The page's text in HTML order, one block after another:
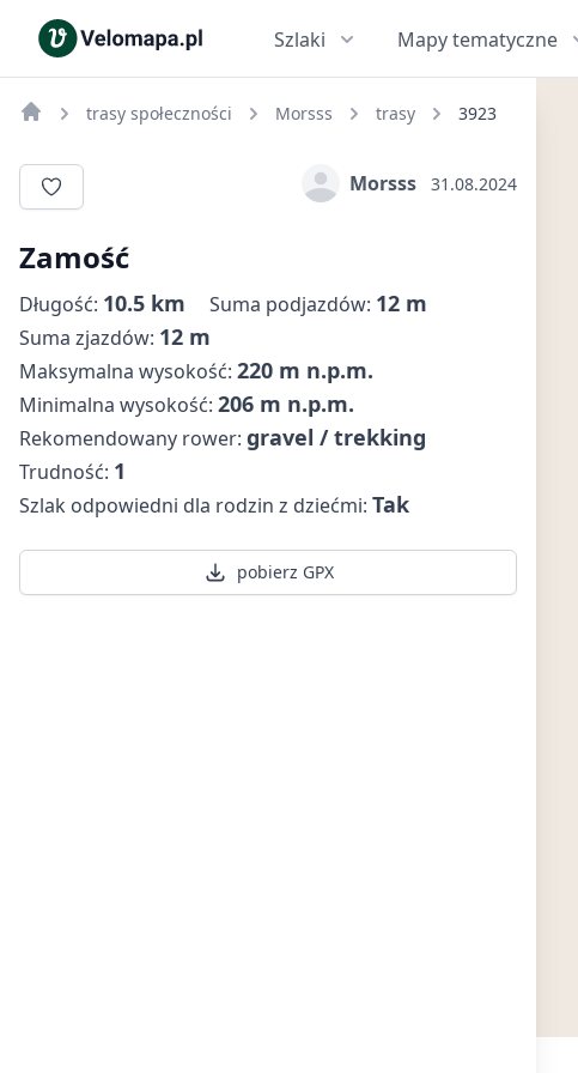
Szlaki Mapy tematyczne
trasy społeczności Morsss trasy 3923
Morsss 31.08.2024
Zamość
Długość: 10.5 km Suma podjazdów: 12 m
Suma zjazdów: 12 m
Maksymalna wysokość: 220 m n.p.m.
Minimalna wysokość: 206 m n.p.m.
Rekomendowany rower: gravel / trekking
Trudność: 1
Szlak odpowiedni dla rodzin z dziećmi: Tak
pobierz GPX